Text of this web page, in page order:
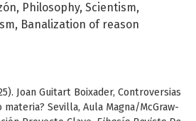
Philosophy Scientism
Banalization of reason
Joan Guitart Boixader, Controversias
Sevilla, Aula Magna/McGraw-